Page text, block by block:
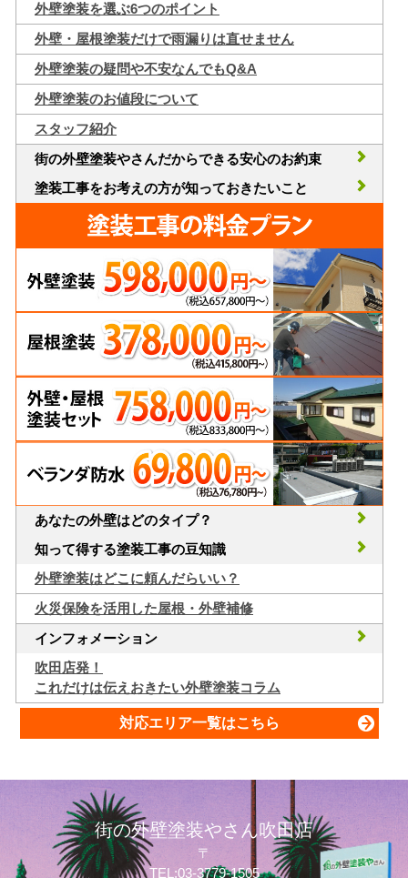
外壁塗装を選ぶ6つのポイント
外壁・屋根塗装だけで雨漏りは直せません
外壁塗装の疑問や不安なんでもQ&A
外壁塗装のお値段について
スタッフ紹介
街の外壁塗装やさんだからできる安心のお約束
塗装工事をお考えの方が知っておきたいこと
あなたの外壁はどのタイプ？
知って得する塗装工事の豆知識
外壁塗装はどこに頼んだらいい？
火災保険を活用した屋根・外壁補修
インフォメーション
吹田店発！
これだけは伝えおきたい外壁塗装コラム
対応エリア一覧はこちら
街の外壁塗装やさん吹田店
〒
TEL:03-3779-1505